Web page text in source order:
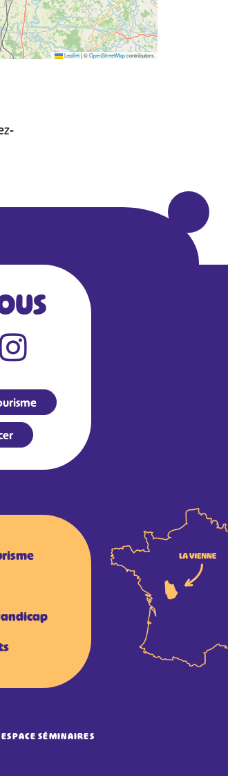
Leaflet|©OpenStreetMapcontributors
ESPACE SÉMINAIRES